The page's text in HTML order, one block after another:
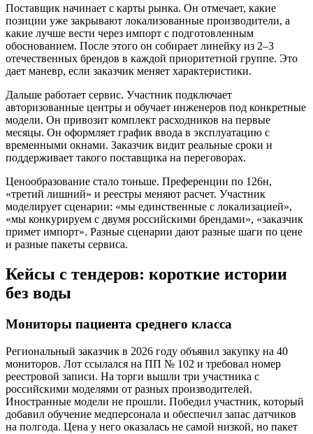
Поставщик начинает с карты рынка. Он отмечает, какие
позиции уже закрывают локализованные производители, а
какие лучше вести через импорт с подготовленным
обоснованием. После этого он собирает линейку из 2–3
отечественных брендов в каждой приоритетной группе. Это
дает маневр, если заказчик меняет характеристики.
Дальше работает сервис. Участник подключает
авторизованные центры и обучает инженеров под конкретные
модели. Он привозит комплект расходников на первые
месяцы. Он оформляет график ввода в эксплуатацию с
временными окнами. Заказчик видит реальные сроки и
поддерживает такого поставщика на переговорах.
Ценообразование стало тоньше. Преференции по 126н,
«третий лишний» и реестры меняют расчет. Участник
моделирует сценарии: «мы единственные с локализацией»,
«мы конкурируем с двумя российскими брендами», «заказчик
примет импорт». Разные сценарии дают разные шаги по цене
и разные пакеты сервиса.
Кейсы с тендеров: короткие истории
без воды
Мониторы пациента среднего класса
Региональный заказчик в 2026 году объявил закупку на 40
мониторов. Лот ссылался на ПП № 102 и требовал номер
реестровой записи. На торги вышли три участника с
российскими моделями от разных производителей.
Иностранные модели не прошли. Победил участник, который
добавил обучение медперсонала и обеспечил запас датчиков
на полгода. Цена у него оказалась не самой низкой, но пакет